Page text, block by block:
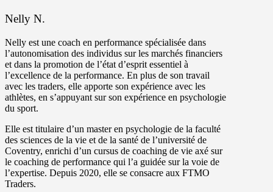
Nelly N.
Nelly est une coach en performance spécialisée dans
l’autonomisation des individus sur les marchés financiers
et dans la promotion de l’état d’esprit essentiel à
l’excellence de la performance. En plus de son travail
avec les traders, elle apporte son expérience avec les
athlètes, en s’appuyant sur son expérience en psychologie
du sport.
Elle est titulaire d’un master en psychologie de la faculté
des sciences de la vie et de la santé de l’université de
Coventry, enrichi d’un cursus de coaching de vie axé sur
le coaching de performance qui l’a guidée sur la voie de
l’expertise. Depuis 2020, elle se consacre aux FTMO
Traders.